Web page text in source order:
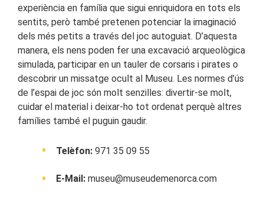
experiència en família que sigui enriquidora en tots els
sentits, però també pretenen potenciar la imaginació
dels més petits a través del joc autoguiat. D’aquesta
manera, els nens poden fer una excavació arqueològica
simulada, participar en un tauler de corsaris i pirates o
descobrir un missatge ocult al Museu. Les normes d’ús
de l’espai de joc són molt senzilles: divertir-se molt,
cuidar el material i deixar-ho tot ordenat perquè altres
famílies també el puguin gaudir.
Telèfon: 971 35 09 55
E-Mail: museu@museudemenorca.com